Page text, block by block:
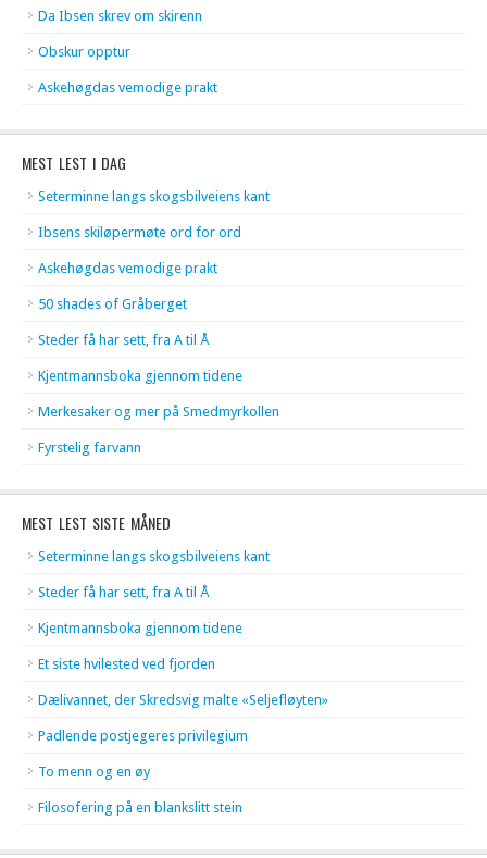
Da Ibsen skrev om skirenn
Obskur opptur
Askehøgdas vemodige prakt
MEST LEST I DAG
Seterminne langs skogsbilveiens kant
Ibsens skiløpermøte ord for ord
Askehøgdas vemodige prakt
50 shades of Gråberget
Steder få har sett, fra A til Å
Kjentmannsboka gjennom tidene
Merkesaker og mer på Smedmyrkollen
Fyrstelig farvann
MEST LEST SISTE MÅNED
Seterminne langs skogsbilveiens kant
Steder få har sett, fra A til Å
Kjentmannsboka gjennom tidene
Et siste hvilested ved fjorden
Dælivannet, der Skredsvig malte «Seljefløyten»
Padlende postjegeres privilegium
To menn og en øy
Filosofering på en blankslitt stein